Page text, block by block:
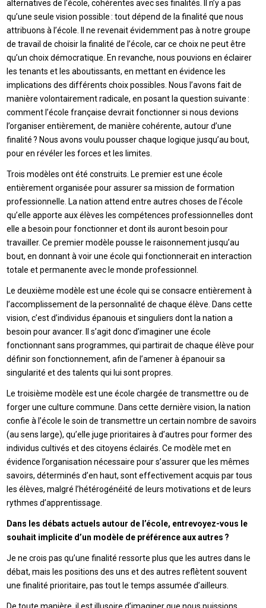
alternatives de l’école, cohérentes avec ses finalités. Il n’y a pas
qu’une seule vision possible : tout dépend de la finalité que nous
attribuons à l’école. Il ne revenait évidemment pas à notre groupe
de travail de choisir la finalité de l’école, car ce choix ne peut être
qu’un choix démocratique. En revanche, nous pouvions en éclairer
les tenants et les aboutissants, en mettant en évidence les
implications des différents choix possibles. Nous l’avons fait de
manière volontairement radicale, en posant la question suivante :
comment l’école française devrait fonctionner si nous devions
l’organiser entièrement, de manière cohérente, autour d’une
finalité ? Nous avons voulu pousser chaque logique jusqu’au bout,
pour en révéler les forces et les limites.
Trois modèles ont été construits. Le premier est une école
entièrement organisée pour assurer sa mission de formation
professionnelle. La nation attend entre autres choses de l’école
qu’elle apporte aux élèves les compétences professionnelles dont
elle a besoin pour fonctionner et dont ils auront besoin pour
travailler. Ce premier modèle pousse le raisonnement jusqu’au
bout, en donnant à voir une école qui fonctionnerait en interaction
totale et permanente avec le monde professionnel.
Le deuxième modèle est une école qui se consacre entièrement à
l’accomplissement de la personnalité de chaque élève. Dans cette
vision, c’est d’individus épanouis et singuliers dont la nation a
besoin pour avancer. Il s’agit donc d’imaginer une école
fonctionnant sans programmes, qui partirait de chaque élève pour
définir son fonctionnement, afin de l’amener à épanouir sa
singularité et des talents qui lui sont propres.
Le troisième modèle est une école chargée de transmettre ou de
forger une culture commune. Dans cette dernière vision, la nation
confie à l’école le soin de transmettre un certain nombre de savoirs
(au sens large), qu’elle juge prioritaires à d’autres pour former des
individus cultivés et des citoyens éclairés. Ce modèle met en
évidence l’organisation nécessaire pour s’assurer que les mêmes
savoirs, déterminés d’en haut, sont effectivement acquis par tous
les élèves, malgré l’hétérogénéité de leurs motivations et de leurs
rythmes d’apprentissage.
Dans les débats actuels autour de l’école, entrevoyez-vous le
souhait implicite d’un modèle de préférence aux autres ?
Je ne crois pas qu’une finalité ressorte plus que les autres dans le
débat, mais les positions des uns et des autres reflètent souvent
une finalité prioritaire, pas tout le temps assumée d’ailleurs.
De toute manière, il est illusoire d’imaginer que nous puissions